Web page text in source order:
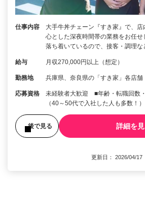
仕事内容
大手牛丼チェーン『すき家』で、
心とした深夜時間帯の業務をお任せ
落ち着いているので、接客・調理な
給与 月収270,000円以上（想定）
勤務地 兵庫県、奈良県の「すき家」各店舗
応募資格
未経験者大歓迎 ■年齢・転職回数
（40～50代で入社した人も多数！
後で見る 詳細を
更新日： 2026/04/